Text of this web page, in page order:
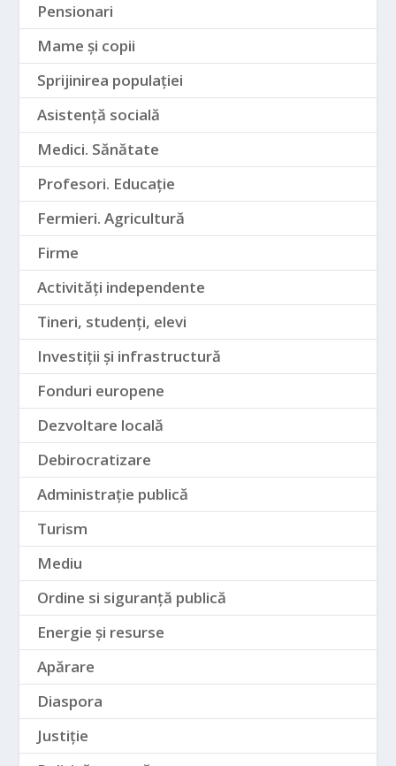
Pensionari
Mame și copii
Sprijinirea populației
Asistență socială
Medici. Sănătate
Profesori. Educație
Fermieri. Agricultură
Firme
Activități independente
Tineri, studenți, elevi
Investiții și infrastructură
Fonduri europene
Dezvoltare locală
Debirocratizare
Administrație publică
Turism
Mediu
Ordine si siguranță publică
Energie și resurse
Apărare
Diaspora
Justiție